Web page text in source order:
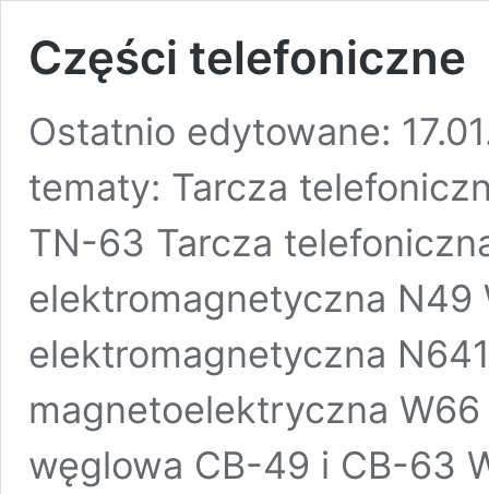
Części telefoniczne
Ostatnio edytowane:
tematy: Tarcza
TN-63 Tarcza
elektromagnetyczna N49
elektromagnetyczna
magnetoelektryczna W66
węglowa CB-49 i CB-63